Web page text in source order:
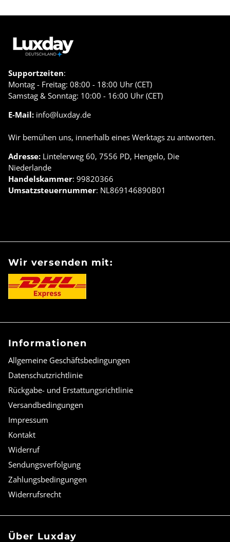
Supportzeiten:
Montag - Freitag: 08:00 - 18:00 Uhr (CET)
Samstag & Sonntag: 10:00 - 16:00 Uhr (CET)
E-Mail: info@luxday.de
Wir bemühen uns, innerhalb eines Werktags zu antworten.
Adresse: Lintelerweg 60, 7556 PD, Hengelo, Die
Niederlande
Handelskammer: 99820366
Umsatzsteuernummer: NL869146890B01
Wir versenden mit:
Informationen
Allgemeine Geschäftsbedingungen
Datenschutzrichtlinie
Rückgabe- und Erstattungsrichtlinie
Versandbedingungen
Impressum
Kontakt
Widerruf
Sendungsverfolgung
Zahlungsbedingungen
Widerrufsrecht
Über Luxday